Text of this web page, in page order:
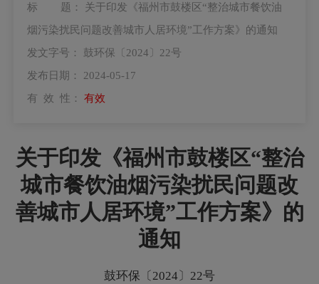
标 题： 关于印发《福州市鼓楼区“整治城市餐饮油
烟污染扰民问题改善城市人居环境”工作方案》的通知
发文字号： 鼓环保〔2024〕22号
发布日期： 2024-05-17
有 效 性： 有效
关于印发《福州市鼓楼区“整治
城市餐饮油烟污染扰民问题改
善城市人居环境”工作方案》的
通知
鼓环保〔2024〕22号